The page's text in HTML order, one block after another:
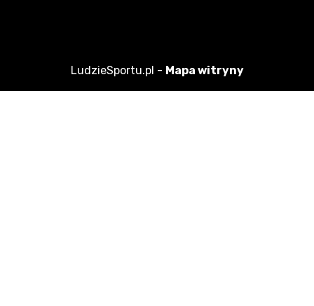
LudzieSportu.pl - Mapa witryny